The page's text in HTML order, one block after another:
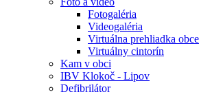
Fotogaléria
Videogaléria
Virtuálna prehliadka obce
Virtuálny cintorín
Kam v obci
IBV Klokoč - Lipov
Defibrilátor